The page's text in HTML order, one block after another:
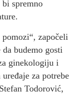
spremno
započeli
budemo gosti
ginekologiju i
za potrebe
Todorović,